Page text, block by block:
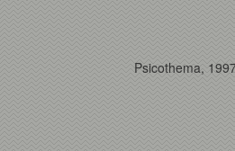
Psicothema,